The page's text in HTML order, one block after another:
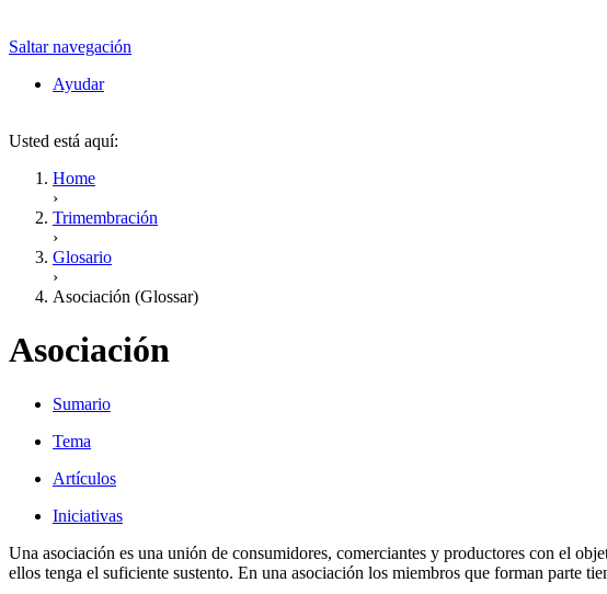
Saltar navegación
Ayudar
Usted está aquí:
Home
›
Trimembración
›
Glosario
›
Asociación (Glossar)
Asociación
Sumario
Tema
Artículos
Iniciativas
Una asociación es una unión de consumidores, comerciantes y productores con el
ellos tenga el suficiente sustento. En una asociación los miembros que forman parte